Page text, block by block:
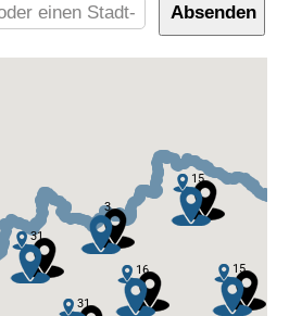
Absenden
31
15
15
31
16
3